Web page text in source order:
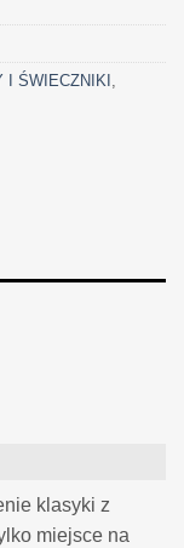
I ŚWIECZNIKI
klasyki z
miejsce na